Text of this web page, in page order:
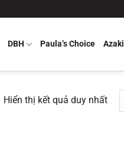
DBH Paula’s Choice Azaki
Hiển thị kết quả duy nhất